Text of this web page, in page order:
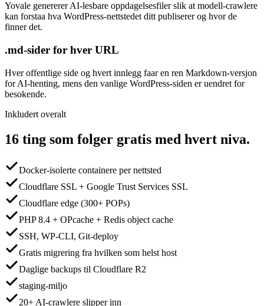
Yovale genererer AI-lesbare oppdagelsesfiler slik at modell-crawlere
kan forstaa hva WordPress-nettstedet ditt publiserer og hvor de
finner det.
.md-sider for hver URL
Hver offentlige side og hvert innlegg faar en ren Markdown-versjon
for AI-henting, mens den vanlige WordPress-siden er uendret for
besokende.
Inkludert overalt
16 ting som folger gratis med hvert niva.
Docker-isolerte containere per nettsted
Cloudflare SSL + Google Trust Services SSL
Cloudflare edge (300+ POPs)
PHP 8.4 + OPcache + Redis object cache
SSH, WP-CLI, Git-deploy
Gratis migrering fra hvilken som helst host
Daglige backups til Cloudflare R2
staging-miljo
20+ AI-crawlere slipper inn